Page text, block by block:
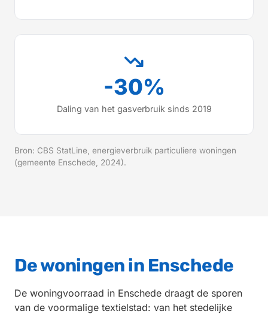
-30%
Daling van het gasverbruik sinds 2019
Bron: CBS StatLine, energieverbruik particuliere woningen
(gemeente Enschede, 2024).
De woningen in Enschede
De woningvoorraad in Enschede draagt de sporen
van de voormalige textielstad: van het stedelijke